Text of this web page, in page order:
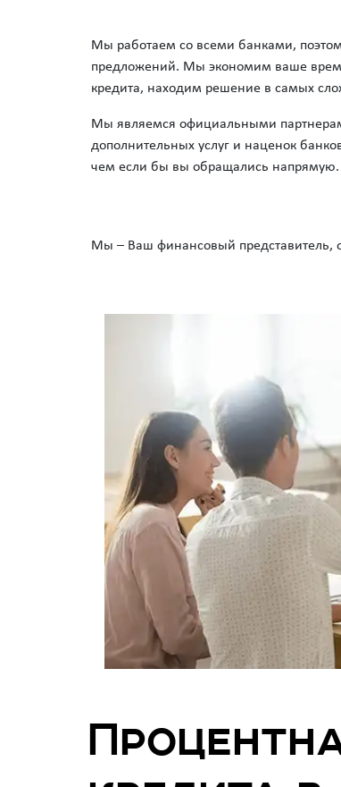
Мы работаем со всеми банками,
предложений. Мы экономим ваше
кредита, находим решение в самых
Мы являемся официальными
дополнительных услуг и наценок
чем если бы вы обращались напрямую.
Мы – Ваш финансовый представитель,